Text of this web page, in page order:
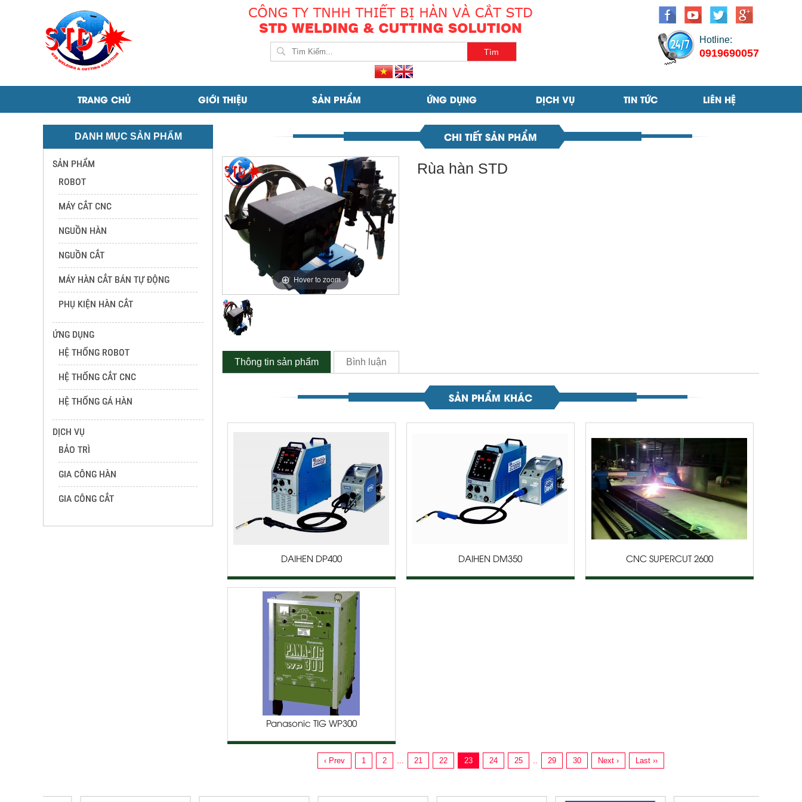
Hotline:
0919690057
TRANG CHỦ GIỚI THIỆU SẢN PHẨM ỨNG DỤNG DỊCH VỤ TIN TỨC LIÊN HỆ
DANH MỤC SẢN PHẨM
SẢN PHẨM
ROBOT
MÁY CẮT CNC
NGUỒN HÀN
NGUỒN CẮT
MÁY HÀN CẮT BÁN TỰ ĐỘNG
PHỤ KIỆN HÀN CẮT
ỨNG DỤNG
HỆ THỐNG ROBOT
HỆ THỐNG CẮT CNC
HỆ THỐNG GÁ HÀN
DỊCH VỤ
BẢO TRÌ
GIA CÔNG HÀN
GIA CÔNG CẮT
CHI TIẾT SẢN PHẨM
Hover to zoom
Rùa hàn STD
Thông tin sản phẩm Bình luận
SẢN PHẨM KHÁC
DAIHEN DP400 DAIHEN DM350 CNC SUPERCUT 2600
Panasonic TIG WP300
‹ Prev 1 2 21 22 23 24 25 29 30 Next › Last ››